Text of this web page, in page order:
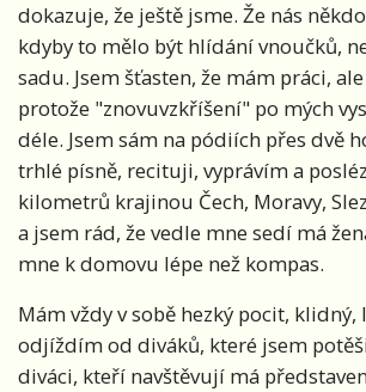
dokazuje, že ještě jsme. Že nás
kdyby to mělo být hlídání vnoučků,
sadu. Jsem šťasten, že mám práci,
protože "znovuvzkříšení" po mých
déle. Jsem sám na pódiích přes dvě
trhlé písně, recituji, vyprávím a
kilometrů krajinou Čech, Moravy,
a jsem rád, že vedle mne sedí má
mne k domovu lépe než kompas.
Mám vždy v sobě hezký pocit, klidný,
odjíždím od diváků, které jsem
diváci, kteří navštěvují má